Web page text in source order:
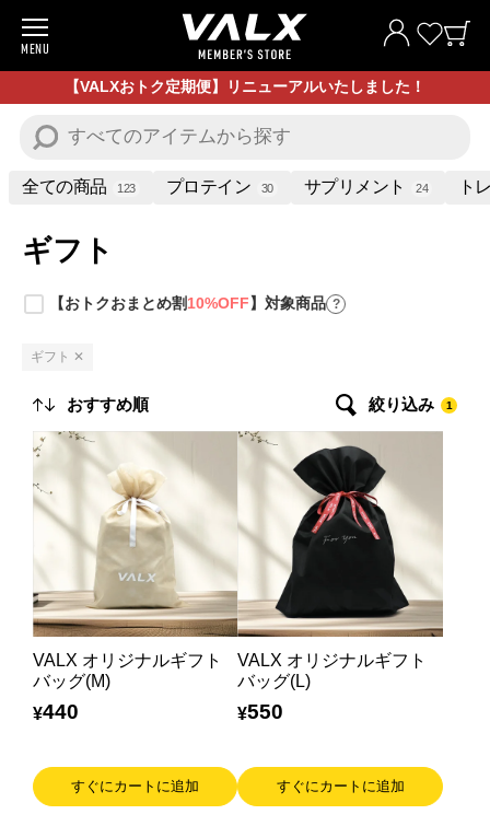
MENU
商品一覧
お試し商品
プロテイン
全ての商品
VALXについて
VALXについて
おトク おまとめ割
おトク定期便
はじめての方へ
お客様サポート
【VALXおトク定期便】リニューアルいたしました！
全ての商品 123 プロテイン 30 サプリメント 24 ト
ギフト
【おトクおまとめ割10%OFF】対象商品 ?
ギフト ✕
絞り込み 1
VALX オリジナルギフト
バッグ(M)
¥440
すぐにカートに追加
VALX オリジナルギフト
バッグ(L)
¥550
すぐにカートに追加